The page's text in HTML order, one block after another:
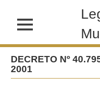
DECRETO Nº
2001